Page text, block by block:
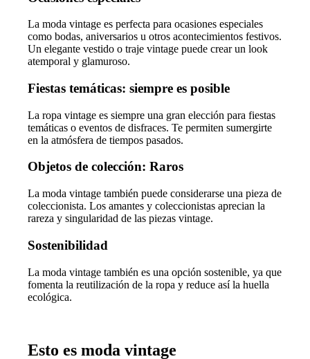
La moda vintage es perfecta para ocasiones especiales
como bodas, aniversarios u otros acontecimientos festivos.
Un elegante vestido o traje vintage puede crear un look
atemporal y glamuroso.
Fiestas temáticas: siempre es posible
La ropa vintage es siempre una gran elección para fiestas
temáticas o eventos de disfraces. Te permiten sumergirte
en la atmósfera de tiempos pasados.
Objetos de colección: Raros
La moda vintage también puede considerarse una pieza de
coleccionista. Los amantes y coleccionistas aprecian la
rareza y singularidad de las piezas vintage.
Sostenibilidad
La moda vintage también es una opción sostenible, ya que
fomenta la reutilización de la ropa y reduce así la huella
ecológica.
Esto es moda vintage